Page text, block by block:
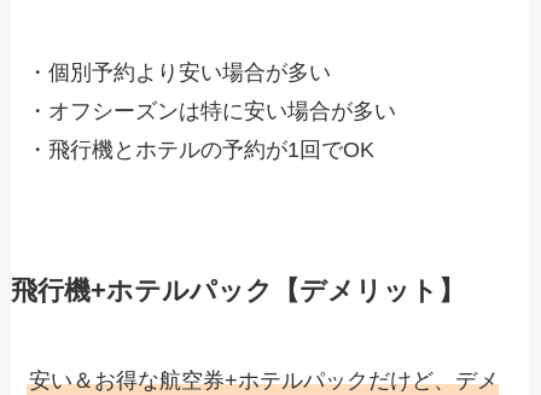
・個別予約より安い場合が多い
・オフシーズンは特に安い場合が多い
・飛行機とホテルの予約が1回でOK
飛行機+ホテルパック【デメリット】
安い＆お得な航空券+ホテルパックだけど、デメ